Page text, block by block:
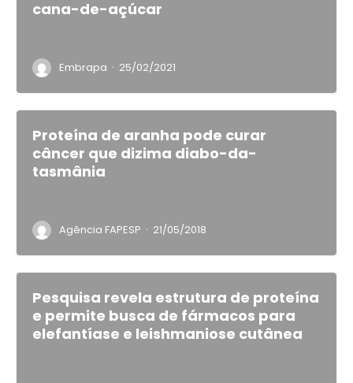
cana-de-açúcar
Embrapa · 25/02/2021
Proteína de aranha pode curar
câncer que dizima diabo-da-
tasmânia
Agência FAPESP · 21/05/2018
Pesquisa revela estrutura de proteína
e permite busca de fármacos para
elefantíase e leishmaniose cutânea